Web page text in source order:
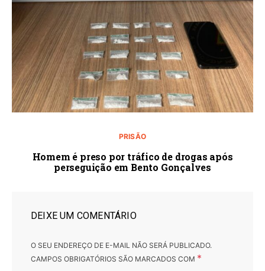
PRISÃO
Homem é preso por tráfico de drogas após
perseguição em Bento Gonçalves
DEIXE UM COMENTÁRIO
O SEU ENDEREÇO DE E-MAIL NÃO SERÁ PUBLICADO.
CAMPOS OBRIGATÓRIOS SÃO MARCADOS COM *